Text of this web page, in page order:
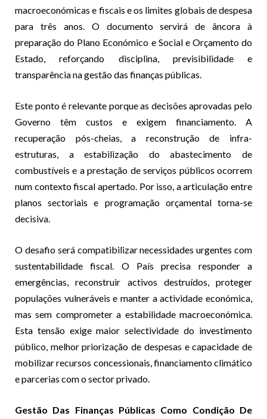
macroeconómicas e fiscais e os limites globais de despesa
para três anos. O documento servirá de âncora à
preparação do Plano Económico e Social e Orçamento do
Estado, reforçando disciplina, previsibilidade e
transparência na gestão das finanças públicas.
Este ponto é relevante porque as decisões aprovadas pelo
Governo têm custos e exigem financiamento. A
recuperação pós-cheias, a reconstrução de infra-
estruturas, a estabilização do abastecimento de
combustíveis e a prestação de serviços públicos ocorrem
num contexto fiscal apertado. Por isso, a articulação entre
planos sectoriais e programação orçamental torna-se
decisiva.
O desafio será compatibilizar necessidades urgentes com
sustentabilidade fiscal. O País precisa responder a
emergências, reconstruir activos destruídos, proteger
populações vulneráveis e manter a actividade económica,
mas sem comprometer a estabilidade macroeconómica.
Esta tensão exige maior selectividade do investimento
público, melhor priorização de despesas e capacidade de
mobilizar recursos concessionais, financiamento climático
e parcerias com o sector privado.
Gestão Das Finanças Públicas Como Condição De